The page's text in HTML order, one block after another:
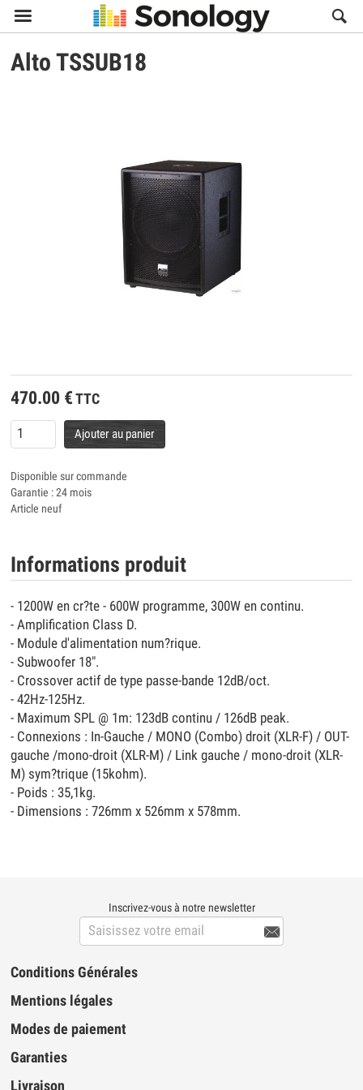

Alto TSSUB18
470.00 € TTC
Ajouter au panier
Disponible sur commande
Garantie : 24 mois
Article neuf
Informations produit
- 1200W en cr?te - 600W programme, 300W en continu.
- Amplification Class D.
- Module d'alimentation num?rique.
- Subwoofer 18".
- Crossover actif de type passe-bande 12dB/oct.
- 42Hz-125Hz.
- Maximum SPL @ 1m: 123dB continu / 126dB peak.
- Connexions : In-Gauche / MONO (Combo) droit (XLR-F) / OUT-
gauche /mono-droit (XLR-M) / Link gauche / mono-droit (XLR-
M) sym?trique (15kohm).
- Poids : 35,1kg.
- Dimensions : 726mm x 526mm x 578mm.
Inscrivez-vous à notre newsletter

Conditions Générales
Mentions légales
Modes de paiement
Garanties
Livraison